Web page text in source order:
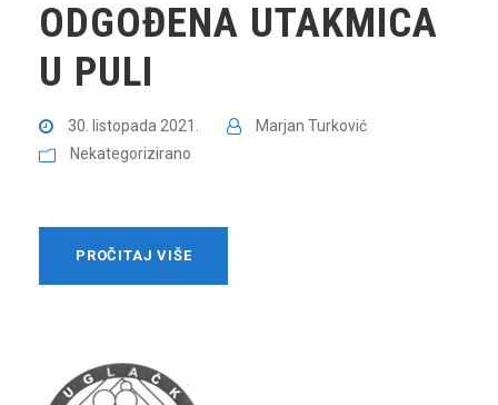
ODGOĐENA UTAKMICA
U PULI
30. listopada 2021.
Marjan Turković
Nekategorizirano
PROČITAJ VIŠE